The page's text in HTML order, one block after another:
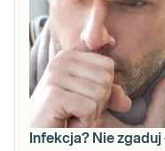
Infekcja? Nie